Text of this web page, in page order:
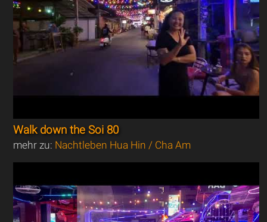
Walk down the Soi 80
mehr zu: Nachtleben Hua Hin / Cha Am